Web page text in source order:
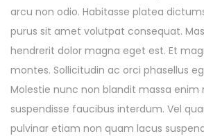
arcu non odio. Habitasse platea
purus sit amet volutpat consequat.
hendrerit dolor magna eget est. Et
montes. Sollicitudin ac orci phasellus
Molestie nunc non blandit massa enim
suspendisse faucibus interdum. Vel
pulvinar etiam non quam lacus